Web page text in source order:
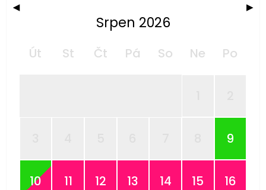
◀ ▶
Srpen 2026
Út St Čt Pá So Ne Po
9
10 11 12 13 14 15 16